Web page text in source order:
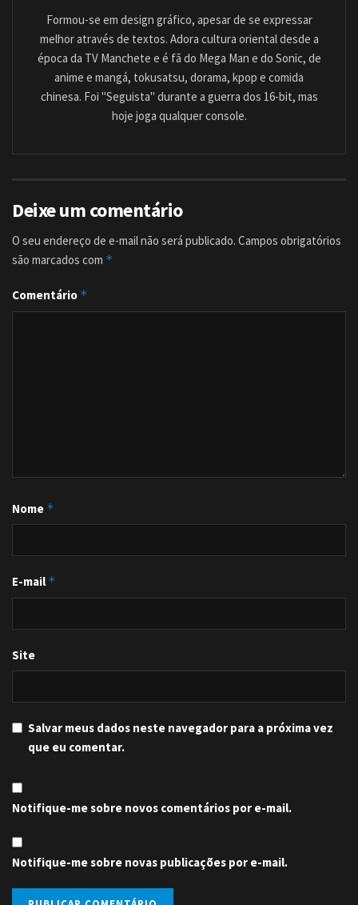
Formou-se em design gráfico, apesar de se expressar
melhor através de textos. Adora cultura oriental desde a
época da TV Manchete e é fã do Mega Man e do Sonic, de
anime e mangá, tokusatsu, dorama, kpop e comida
chinesa. Foi "Seguista" durante a guerra dos 16-bit, mas
hoje joga qualquer console.
Deixe um comentário
O seu endereço de e-mail não será publicado. Campos obrigatórios
são marcados com *
Comentário *
Nome *
E-mail *
Site
Salvar meus dados neste navegador para a próxima vez
que eu comentar.
Notifique-me sobre novos comentários por e-mail.
Notifique-me sobre novas publicações por e-mail.